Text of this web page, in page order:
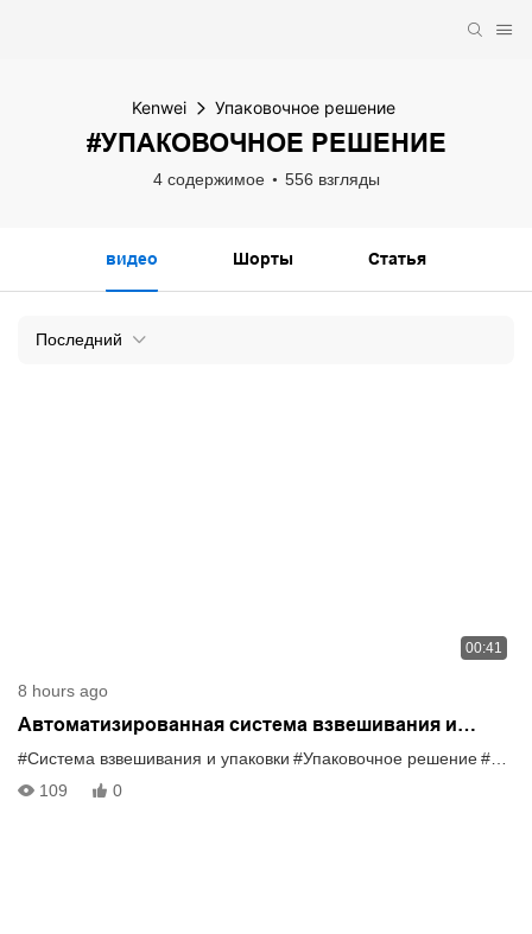
Kenwei Упаковочное решение
#УПАКОВОЧНОЕ РЕШЕНИЕ
4 содержимое 556 взгляды
видео Шорты Статья
Последний
00:41
8 hours ago
Автоматизированная система взвешивания и
упаковки свиной вяленой продукции в мелкой и
крупногабаритной упаковках.
#Система взвешивания и упаковки #Упаковочное решение#весы
109
0